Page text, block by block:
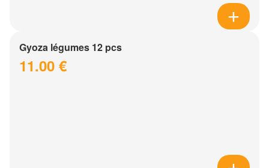
Gyoza légumes 12 pcs
11.00 €